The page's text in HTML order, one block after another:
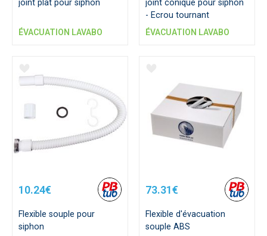
joint plat pour siphon
ÉVACUATION LAVABO
joint conique pour siphon
- Ecrou tournant
ÉVACUATION LAVABO
10.24€
Flexible souple pour
siphon
73.31€
Flexible d'évacuation
souple ABS